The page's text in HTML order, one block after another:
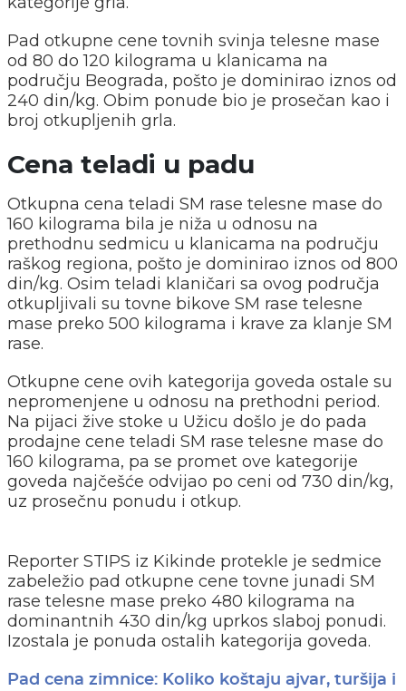
Pad otkupne cene tovnih svinja telesne mase
od 80 do 120 kilograma u klanicama na
području Beograda, pošto je dominirao iznos od
240 din/kg. Obim ponude bio je prosečan kao i
broj otkupljenih grla.
Cena teladi u padu
Otkupna cena teladi SM rase telesne mase do
160 kilograma bila je niža u odnosu na
prethodnu sedmicu u klanicama na području
raškog regiona, pošto je dominirao iznos od 800
din/kg. Osim teladi klaničari sa ovog područja
otkupljivali su tovne bikove SM rase telesne
mase preko 500 kilograma i krave za klanje SM
rase.
Otkupne cene ovih kategorija goveda ostale su
nepromenjene u odnosu na prethodni period.
Na pijaci žive stoke u Užicu došlo je do pada
prodajne cene teladi SM rase telesne mase do
160 kilograma, pa se promet ove kategorije
goveda najčešće odvijao po ceni od 730 din/kg,
uz prosečnu ponudu i otkup.
Reporter STIPS iz Kikinde protekle je sedmice
zabeležio pad otkupne cene tovne junadi SM
rase telesne mase preko 480 kilograma na
dominantnih 430 din/kg uprkos slaboj ponudi.
Izostala je ponuda ostalih kategorija goveda.
Pad cena zimnice: Koliko koštaju ajvar, turšija i